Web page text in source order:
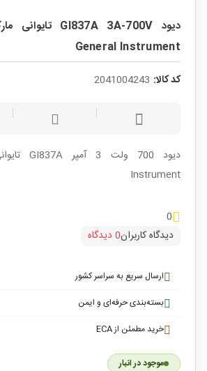
General Instrument
کد کالا: 2041004243
Instrument
0
دیدگاه کاربران0 دیدگاه
ارسال سریع به سراسر کشور
بسته‌بندی حرفه‌ای و ایمن
خرید مطمئن از ECA
موجود در انبار